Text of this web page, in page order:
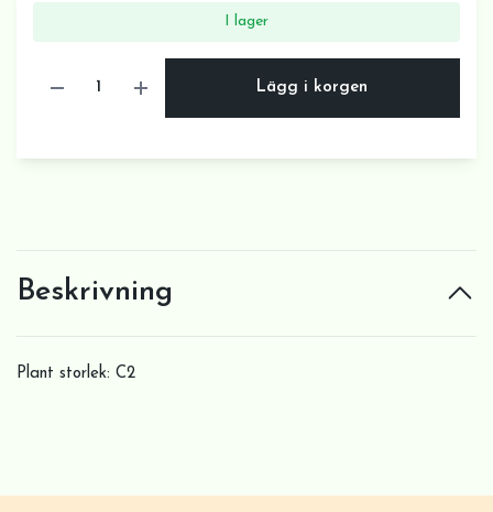
I lager
Lägg i korgen
Beskrivning
Plant storlek: C2